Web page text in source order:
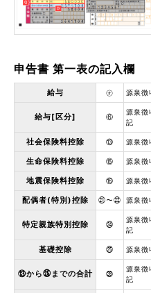
申告書 第一表の記入欄
給与 ㋔ 源泉徴
給与[区分] ⑥
源泉徴
記
社会保険料控除 ⑬ 源泉徴
生命保険料控除 ⑮ 源泉徴
地震保険料控除 ⑯ 源泉徴
配偶者(特別)控除 ㉑～㉒ 源泉徴
特定親族特別控除 ㉔
源泉徴
記
基礎控除 ㉕ 源泉徴
⑬から㉕までの合計 ㉖
源泉徴
記